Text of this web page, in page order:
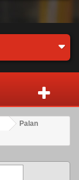
Palan